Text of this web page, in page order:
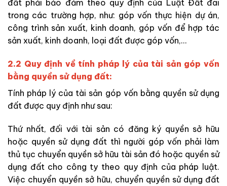
đất phải bảo đảm theo quy định của Luật Đất đai
trong các trường hợp, như: góp vốn thực hiện dự án,
công trình sản xuất, kinh doanh, góp vốn để hợp tác
sản xuất, kinh doanh, loại đất được góp vốn,…
2.2 Quy định về tính pháp lý của tài sản góp vốn
bằng quyền sử dụng đất:
Tính pháp lý của tài sản góp vốn bằng quyền sử dụng
đất được quy định như sau:
Thứ nhất, đối với tài sản có đăng ký quyền sở hữu
hoặc quyền sử dụng đất thì người góp vốn phải làm
thủ tục chuyển quyền sở hữu tài sản đó hoặc quyền sử
dụng đất cho công ty theo quy định của pháp luật.
Việc chuyển quyền sở hữu, chuyển quyền sử dụng đất